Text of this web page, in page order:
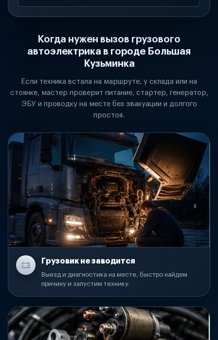
Когда нужен вызов грузового
автоэлектрика в городе Большая
Кузьминка
Если техника встала на маршруте, у склада или на
стоянке, мастер проверит питание, стартер, генератор,
ЭБУ и проводку на месте без эвакуации и долгого
простоя.
Грузовик не заводится
Выезд и диагностика на месте, быстро найдем
причину и запустим технику.